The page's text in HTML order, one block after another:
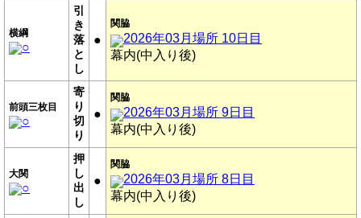
横綱
○
引
き
落
と
し
●
関脇
2026年03月場所 10日目
幕内(中入り後)
前頭三枚目
○
寄
り
切
り
●
関脇
2026年03月場所 9日目
幕内(中入り後)
大関
○
押
し
出
し
●
関脇
2026年03月場所 8日目
幕内(中入り後)